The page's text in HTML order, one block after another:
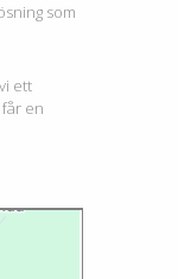
som
ett
en